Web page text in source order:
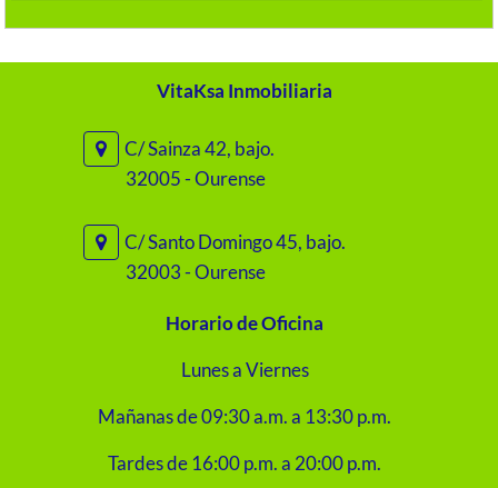
VitaKsa Inmobiliaria
C/ Sainza 42, bajo.
32005 - Ourense
C/ Santo Domingo 45, bajo.
32003 - Ourense
Horario de Oficina
Lunes a Viernes
Mañanas de 09:30 a.m. a 13:30 p.m.
Tardes de 16:00 p.m. a 20:00 p.m.